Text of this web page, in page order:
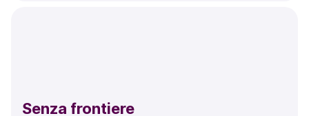
Senza frontiere